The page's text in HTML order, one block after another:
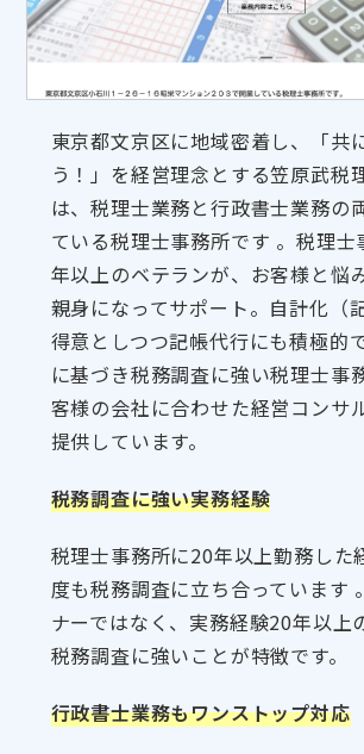
東京都文京区に地域密着し、「共
う！」を経営理念とする笠原武税
は、税理士業務と行政書士業務の
ている税理士事務所です 。税理士
年以上のベテランが、お客様と悩
親身になってサポート。自計化（
得意としつつ記帳代行にも積極的
に基づき税務調査に強い税理士事
客様の会社に合わせた経営コンサ
提供しています。
税務調査に強い実務経験
税理士事務所に20年以上勤務した
度も税務調査に立ち合っています
ナーではなく、実務経験20年以上
税務調査に強いことが特徴です。
行政書士業務もワンストップ対応